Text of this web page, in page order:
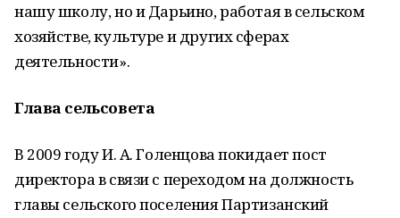
нашу школу, но и Дарьино, работая в сельском
хозяйстве, культуре и других сферах
деятельности».
Глава сельсовета
В 2009 году И. А. Голенцова покидает пост
директора в связи с переходом на должность
главы сельского поселения Партизанский